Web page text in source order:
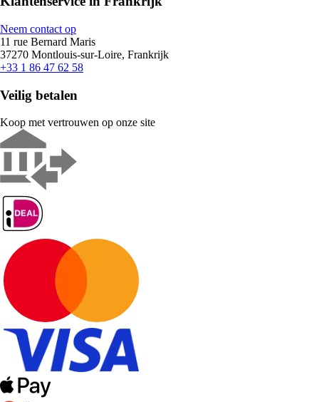
Neem contact op
11 rue Bernard Maris
37270 Montlouis-sur-Loire, Frankrijk
+33 1 86 47 62 58
Veilig betalen
Koop met vertrouwen op onze site